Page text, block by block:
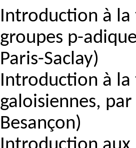
Introduction à la
groupes p-
Paris-Saclay)
Introduction à
galoisiennes, par
Besançon)